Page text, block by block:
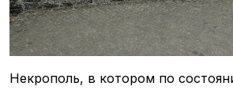
Некрополь, в котором по